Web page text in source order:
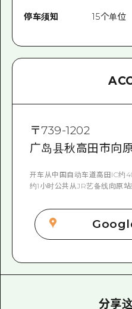
停车须知 15个单位
〒739-1202
广岛县秋高田市向
开车从中国自动车道高田IC约
约1小时公共从JR艺备线向原
分享